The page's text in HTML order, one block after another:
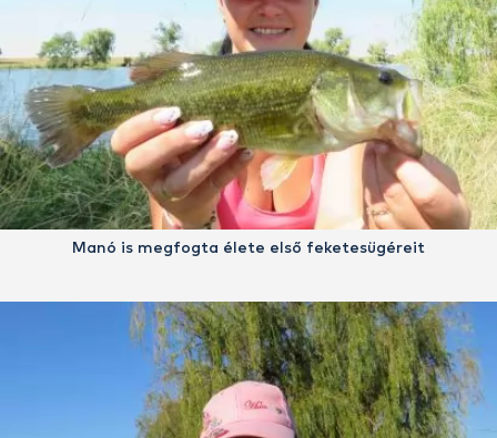
Manó is megfogta élete első feketesügéreit